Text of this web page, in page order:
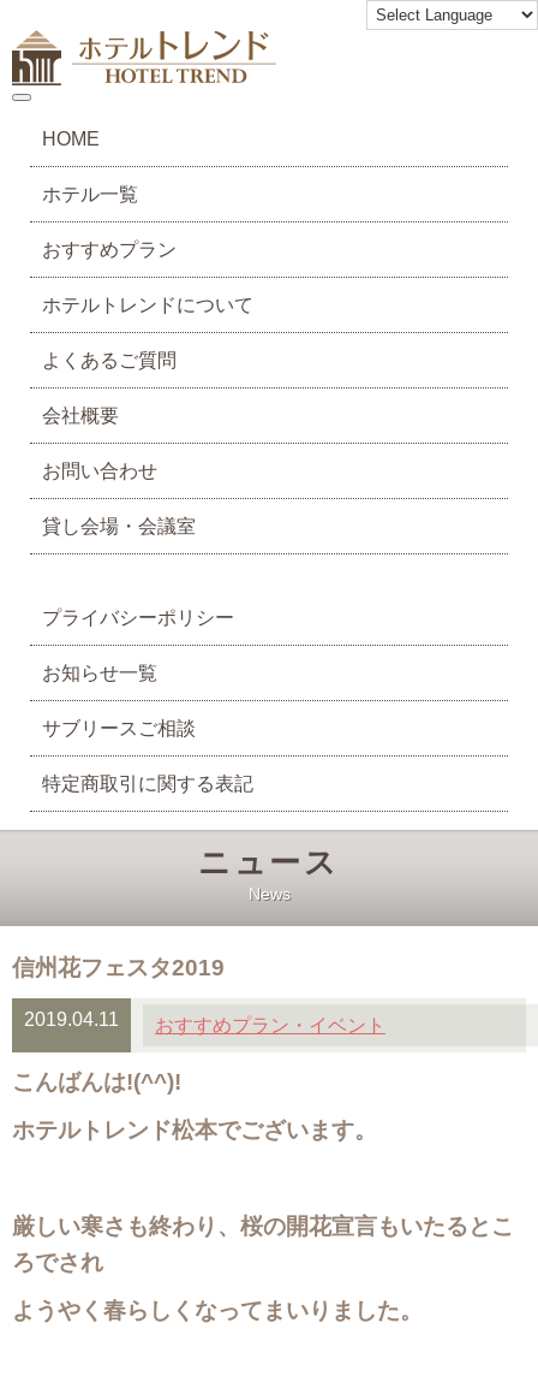
toggle navigation
HOME
ホテル一覧
おすすめプラン
ホテルトレンドについて
よくあるご質問
会社概要
お問い合わせ
貸し会場・会議室
プライバシーポリシー
お知らせ一覧
サブリースご相談
特定商取引に関する表記
ニュース
News
信州花フェスタ2019
2019.04.11 おすすめプラン・イベント
こんばんは!(^^)!
ホテルトレンド松本でございます。
厳しい寒さも終わり、桜の開花宣言もいたるとこ
ろでされ
ようやく春らしくなってまいりました。